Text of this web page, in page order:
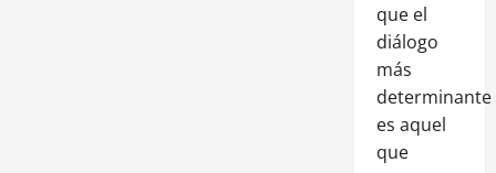
que el
diálogo
más
determinante
es aquel
que